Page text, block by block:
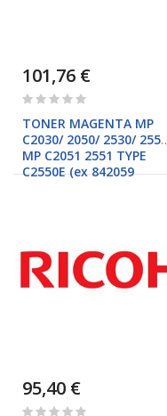
101,76 €
Rating:
TONER MAGENTA MP
C2030/ 2050/ 2530/ 2550
MP C2051 2551 TYPE
C2550E (ex 842059
95,40 €
Rating: